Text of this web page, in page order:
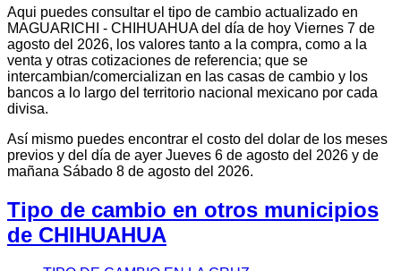
Aqui puedes consultar el tipo de cambio actualizado en
MAGUARICHI - CHIHUAHUA del día de hoy Viernes 7 de
agosto del 2026, los valores tanto a la compra, como a la
venta y otras cotizaciones de referencia; que se
intercambian/comercializan en las casas de cambio y los
bancos a lo largo del territorio nacional mexicano por cada
divisa.
Así mismo puedes encontrar el costo del dolar de los meses
previos y del día de ayer Jueves 6 de agosto del 2026 y de
mañana Sábado 8 de agosto del 2026.
Tipo de cambio en otros municipios
de CHIHUAHUA